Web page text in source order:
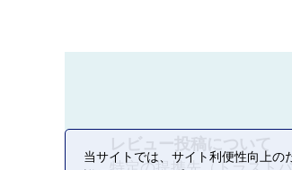
【
当サイトでは、サイト利便性向上の